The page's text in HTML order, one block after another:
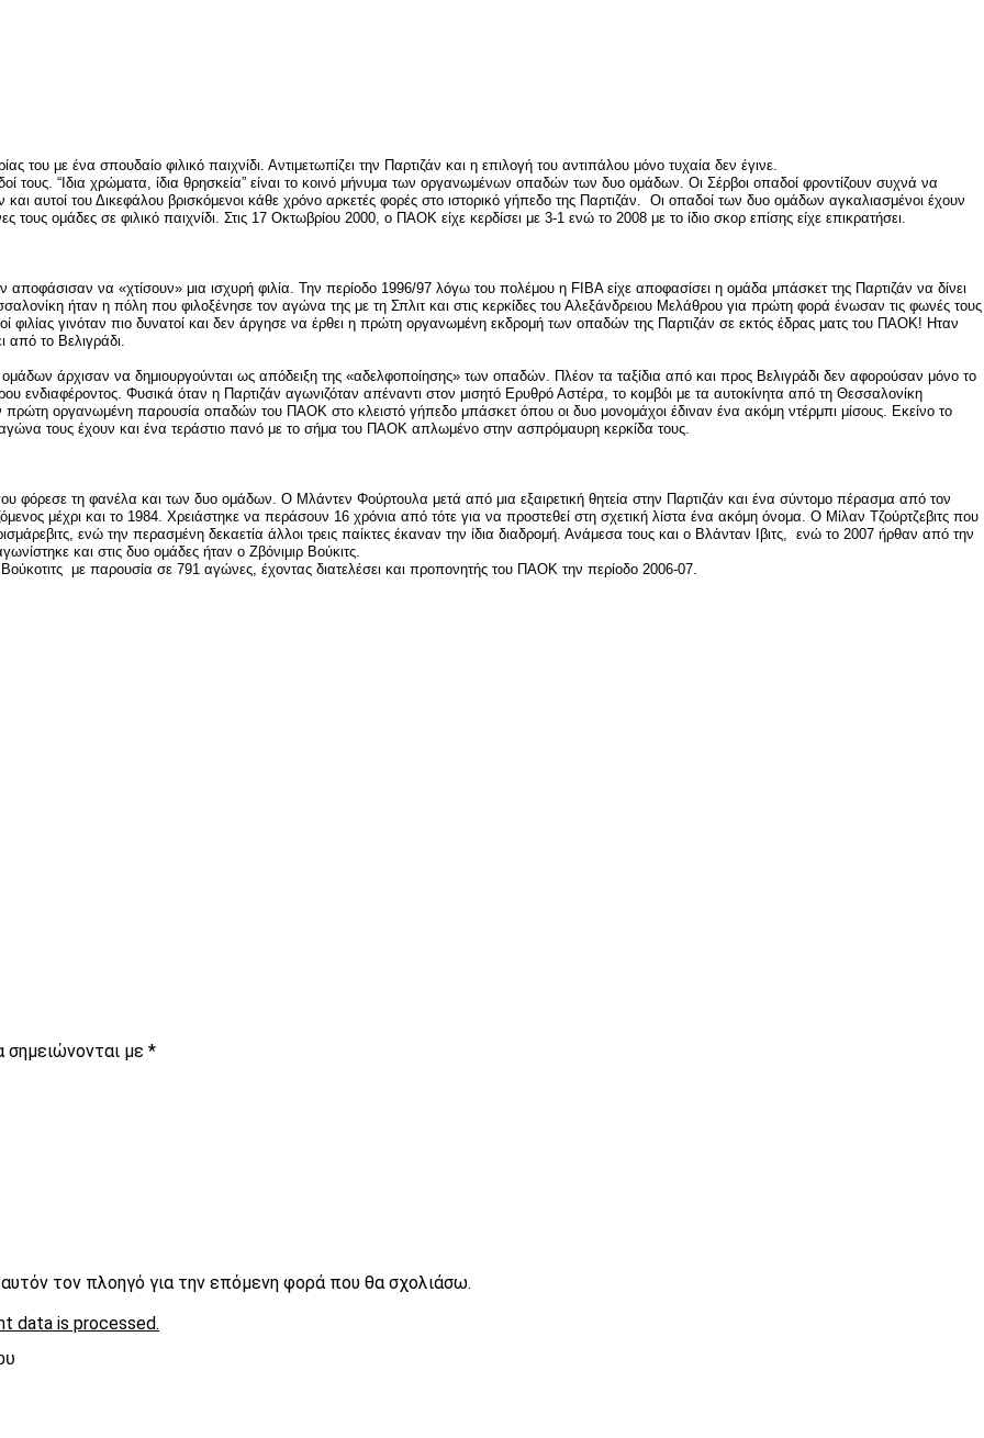
με ένα σπουδαίο φιλικό παιχνίδι. Αντιμετωπίζει την Παρτιζάν και η επιλογή του αντιπάλου μόνο τυχαία δεν έγινε.
τους. “Ιδια χρώματα, ίδια θρησκεία” είναι το κοινό μήνυμα των οργανωμένων οπαδών των δυο ομάδων. Οι Σέρβοι οπαδοί φροντίζουν συχνά να
αυτοί του Δικεφάλου βρισκόμενοι κάθε χρόνο αρκετές φορές στο ιστορικό γήπεδο της Παρτιζάν. Οι οπαδοί των δυο ομάδων αγκαλιασμένοι έχουν
ομάδες σε φιλικό παιχνίδι. Στις 17 Οκτωβρίου 2000, ο ΠΑΟΚ είχε κερδίσει με 3-1 ενώ το 2008 με το ίδιο σκορ επίσης είχε επικρατήσει.
να «χτίσουν» μια ισχυρή φιλία. Την περίοδο 1996/97 λόγω του πολέμου η FIBA είχε αποφασίσει η ομάδα μπάσκετ της Παρτιζάν να δίνει
ήταν η πόλη που φιλοξένησε τον αγώνα της με τη Σπλιτ και στις κερκίδες του Αλεξάνδρειου Μελάθρου για πρώτη φορά ένωσαν τις φωνές τους
φιλίας γινόταν πιο δυνατοί και δεν άργησε να έρθει η πρώτη οργανωμένη εκδρομή των οπαδών της Παρτιζάν σε εκτός έδρας ματς του ΠΑΟΚ! Ηταν
από το Βελιγράδι.
άρχισαν να δημιουργούνται ως απόδειξη της «αδελφοποίησης» των οπαδών. Πλέον τα ταξίδια από και προς Βελιγράδι δεν αφορούσαν μόνο το
ενδιαφέροντος. Φυσικά όταν η Παρτιζάν αγωνιζόταν απέναντι στον μισητό Ερυθρό Αστέρα, το κομβόι με τα αυτοκίνητα από τη Θεσσαλονίκη
πρώτη οργανωμένη παρουσία οπαδών του ΠΑΟΚ στο κλειστό γήπεδο μπάσκετ όπου οι δυο μονομάχοι έδιναν ένα ακόμη ντέρμπι μίσους. Εκείνο το
τους έχουν και ένα τεράστιο πανό με το σήμα του ΠΑΟΚ απλωμένο στην ασπρόμαυρη κερκίδα τους.
φόρεσε τη φανέλα και των δυο ομάδων. Ο Μλάντεν Φούρτουλα μετά από μια εξαιρετική θητεία στην Παρτιζάν και ένα σύντομο πέρασμα από τον
μέχρι και το 1984. Χρειάστηκε να περάσουν 16 χρόνια από τότε για να προστεθεί στη σχετική λίστα ένα ακόμη όνομα. Ο Μίλαν Τζούρτζεβιτς που
ενώ την περασμένη δεκαετία άλλοι τρεις παίκτες έκαναν την ίδια διαδρομή. Ανάμεσα τους και ο Βλάνταν Ιβιτς, ενώ το 2007 ήρθαν από την
και στις δυο ομάδες ήταν ο Ζβόνιμιρ Βούκιτς.
με παρουσία σε 791 αγώνες, έχοντας διατελέσει και προπονητής του ΠΑΟΚ την περίοδο 2006-07.
με *
τον πλοηγό για την επόμενη φορά που θα σχολιάσω.
data is processed.